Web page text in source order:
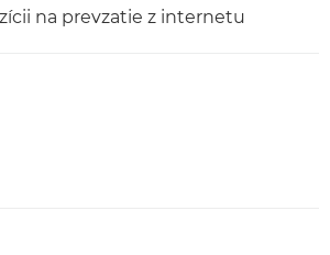
na prevzatie z internetu